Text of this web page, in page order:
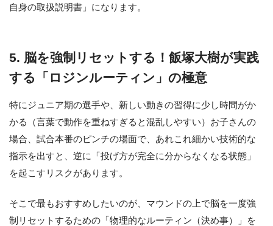
自身の取扱説明書」になります。
5. 脳を強制リセットする！飯塚大樹が実践
する「ロジンルーティン」の極意
特にジュニア期の選手や、新しい動きの習得に少し時間がか
かる（言葉で動作を重ねすぎると混乱しやすい）お子さんの
場合、試合本番のピンチの場面で、あれこれ細かい技術的な
指示を出すと、逆に「投げ方が完全に分からなくなる状態」
を起こすリスクがあります。
そこで最もおすすめしたいのが、マウンドの上で脳を一度強
制リセットするための「物理的なルーティン（決め事）」を